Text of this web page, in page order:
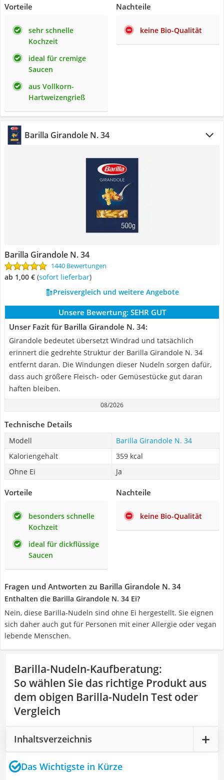
Vorteile
sehr schnelle
Kochzeit
ideal für cremige
Saucen
aus Vollkorn-
Hartweizengrieß
Nachteile
keine Bio-Qualität
Barilla Girandole N. 34
Barilla Girandole N. 34
1440 Bewertungen
ab 1,00 € ( Sofort lieferbar)
Preisvergleich und weitere Angebote
Unsere Bewertung: SEHR GUT
Unser Fazit für Barilla Girandole N. 34:
Girandole bedeutet übersetzt Windrad und tatsächlich
erinnert die gedrehte Struktur der Barilla Girandole N. 34
entfernt daran. Die Windungen dieser Nudeln sorgen dafür,
dass auch größere Fleisch- oder Gemüsestücke gut daran
haften bleiben.
08/2026
Technische Details
Modell
Barilla Girandole N. 34
Kaloriengehalt
359 kcal
Ohne Ei
Ja
Vorteile
besonders schnelle
Kochzeit
ideal für dickflüssige
Saucen
Nachteile
keine Bio-Qualität
Fragen und Antworten zu Barilla Girandole N. 34
Enthalten die Barilla Girandole N. 34 Ei?
Nein, diese Barilla-Nudeln sind ohne Ei hergestellt. Sie eignen
sich daher auch gut für Personen mit einer Allergie oder vegan
lebende Menschen.
Barilla-Nudeln-Kaufberatung:
So wählen Sie das richtige Produkt aus
dem obigen Barilla-Nudeln Test oder
Vergleich
Inhaltsverzeichnis
Das Wichtigste in Kürze